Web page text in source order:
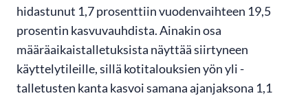
hidastunut 1,7 prosenttiin vuodenvaihteen 19,5
prosentin kasvuvauhdista. Ainakin osa
määräaikaistalletuksista näyttää siirtyneen
käyttelytileille, sillä kotitalouksien yön yli -
talletusten kanta kasvoi samana ajanjaksona 1,1